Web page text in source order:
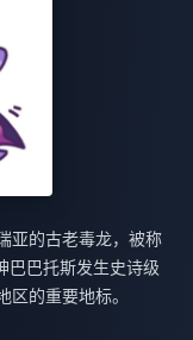
亚的古老毒龙，被称
巴巴托斯发生史诗级
的重要地标。